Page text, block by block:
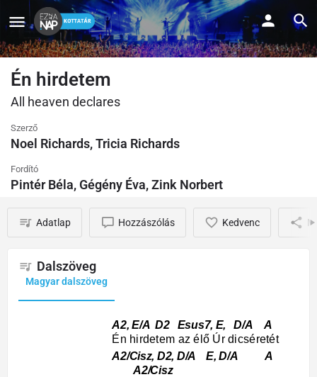
Én hirdetem
All heaven declares
Szerző
Noel Richards, Tricia Richards
Fordító
Pintér Béla, Gégény Éva, Zink Norbert
Adatlap Hozzászólás Kedvenc
Dalszöveg
Magyar dalszöveg
A2, E/A D2 Esus7, E, D/A A
Én hirdetem az élő Úr dicséretét
A2/Cisz, D2, D/A E, D/A A
A2/Cisz